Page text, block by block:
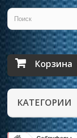
Корзина
КАТЕГОРИИ